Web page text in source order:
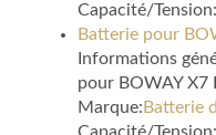
Capacité/
Batterie pour
Informations
pour BOWAY X7
Marque: Batterie